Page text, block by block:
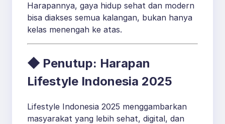
Harapannya, gaya hidup sehat dan modern
bisa diakses semua kalangan, bukan hanya
kelas menengah ke atas.
◆ Penutup: Harapan
Lifestyle Indonesia 2025
Lifestyle Indonesia 2025 menggambarkan
masyarakat yang lebih sehat, digital, dan